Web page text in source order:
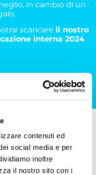
contenuti ed
social media e per
inoltre
il nostro sito con i
in cambio di un
scaricare il nostro
interna 2024